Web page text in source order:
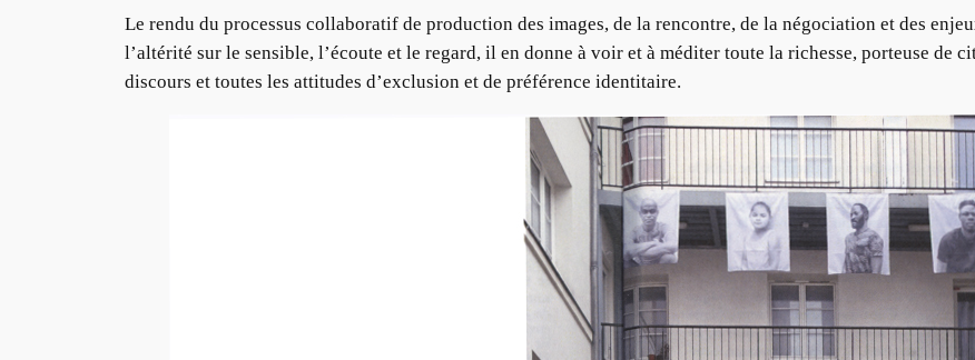
Le rendu du processus collaboratif de production des images, de la rencontre, de la négociation et des
l’altérité sur le sensible, l’écoute et le regard, il en donne à voir et à méditer toute la richesse, porteuse de
discours et toutes les attitudes d’exclusion et de préférence identitaire.